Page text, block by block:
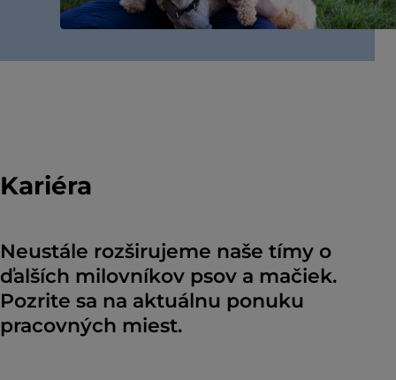
Kariéra
Neustále rozširujeme naše tímy o
ďalších milovníkov psov a mačiek.
Pozrite sa na aktuálnu ponuku
pracovných miest.